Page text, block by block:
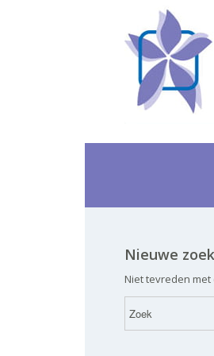
Nieuwe
Niet tevreden